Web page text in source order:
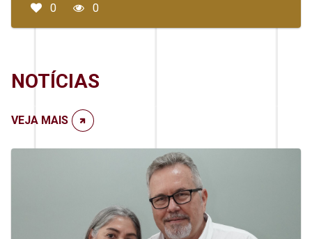
0 0
NOTÍCIAS
VEJA MAIS